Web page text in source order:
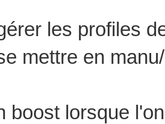
les profiles
mettre en
boost lorsque